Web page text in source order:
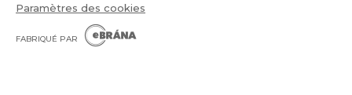
Paramètres des cookies
FABRIQUÉ PAR
B